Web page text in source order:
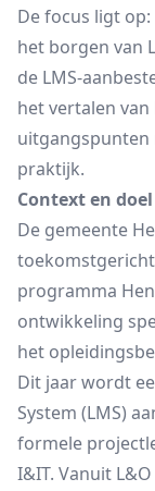
De focus ligt op:
het borgen van
de
het vertalen
uitgangspunten
praktijk.
Context en
De gemeente
programma
ontwikkeling
het
Dit jaar wordt
System (LMS)
formele
I&IT. Vanuit